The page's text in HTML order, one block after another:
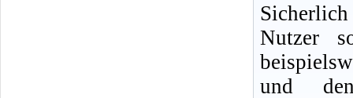
Nutzer
und